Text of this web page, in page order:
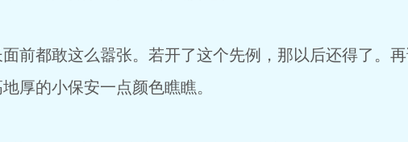
都敢这么嚣张。若开了这个先例，那以后还得了。再
厚的小保安一点颜色瞧瞧。